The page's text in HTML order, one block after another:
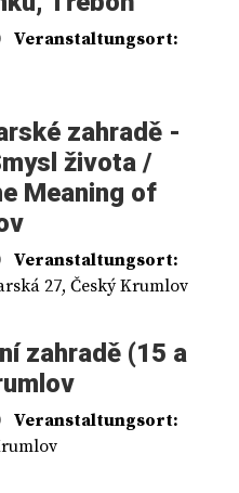
Veranstaltungsort:
zahradě -
života /
Meaning of
Veranstaltungsort:
27, Český Krumlov
zahradě (15 a
Veranstaltungsort: